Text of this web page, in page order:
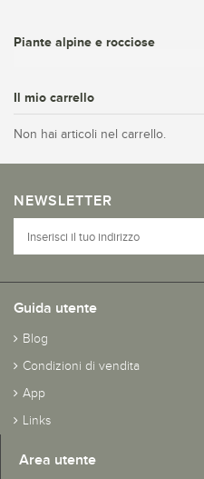
Piante alpine e rocciose
Il mio carrello
Non hai articoli nel carrello.
NEWSLETTER
Guida utente
Blog
Condizioni di vendita
App
Links
Area utente